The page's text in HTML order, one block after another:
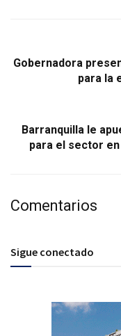
Gobernadora
para la
Barranquilla le
para el sector
Comentarios
Sigue conectado